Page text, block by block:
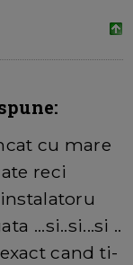
cu mare
reci
...si..si...si ..
cand ti-